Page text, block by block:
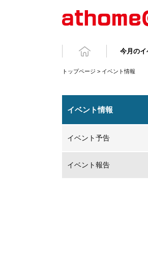
今月のイ
トップページ > イベント情報
イベント情報
イベント予告
イベント報告